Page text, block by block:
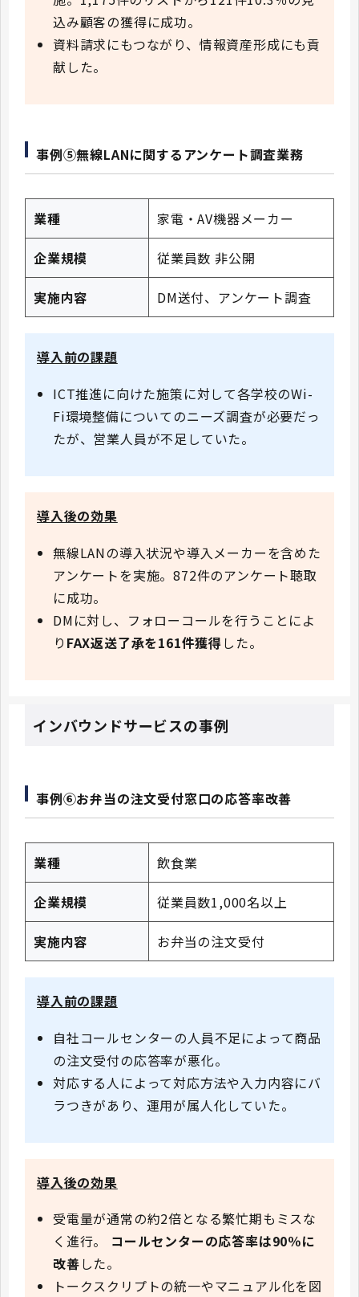
込み顧客の獲得に成功。
資料請求にもつながり、情報資産形成にも貢
献した。
事例⑤無線LANに関するアンケート調査業務
業種 家電・AV機器メーカー
企業規模 従業員数 非公開
実施内容 DM送付、アンケート調査
導入前の課題
ICT推進に向けた施策に対して各学校のWi-
Fi環境整備についてのニーズ調査が必要だっ
たが、営業人員が不足していた。
導入後の効果
無線LANの導入状況や導入メーカーを含めた
アンケートを実施。872件のアンケート聴取
に成功。
DMに対し、フォローコールを行うことによ
り FAX返送了承を161件獲得した。
インバウンドサービスの事例
事例⑥お弁当の注文受付窓口の応答率改善
業種 飲食業
企業規模 従業員数1,000名以上
実施内容 お弁当の注文受付
導入前の課題
自社コールセンターの人員不足によって商品
の注文受付の応答率が悪化。
対応する人によって対応方法や入力内容にバ
ラつきがあり、運用が属人化していた。
導入後の効果
受電量が通常の約2倍となる繁忙期もミスな
く進行。 コールセンターの応答率は90％に
改善した。
トークスクリプトの統一やマニュアル化を図